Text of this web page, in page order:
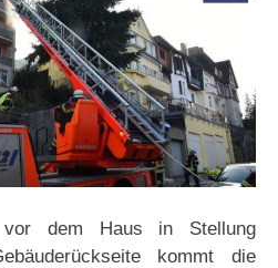
dem Haus in Stellung
kommt die